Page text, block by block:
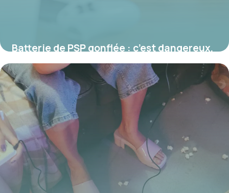
Batterie de PSP gonflée : c’est dangereux,
que faire ?
17 juillet 2026